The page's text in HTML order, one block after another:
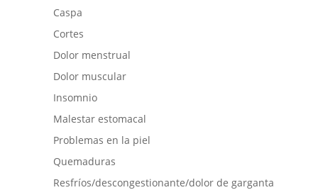
Caspa
Cortes
Dolor menstrual
Dolor muscular
Insomnio
Malestar estomacal
Problemas en la piel
Quemaduras
Resfríos/descongestionante/dolor de garganta